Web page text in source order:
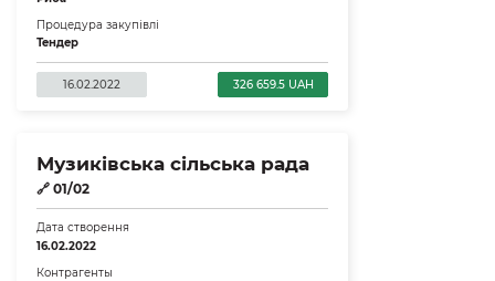
Процедура закупівлі
Тендер
16.02.2022 326 659.5 UAH
Музиківська сільська рада
🔗 01/02
Дата створення
16.02.2022
Контрагенты